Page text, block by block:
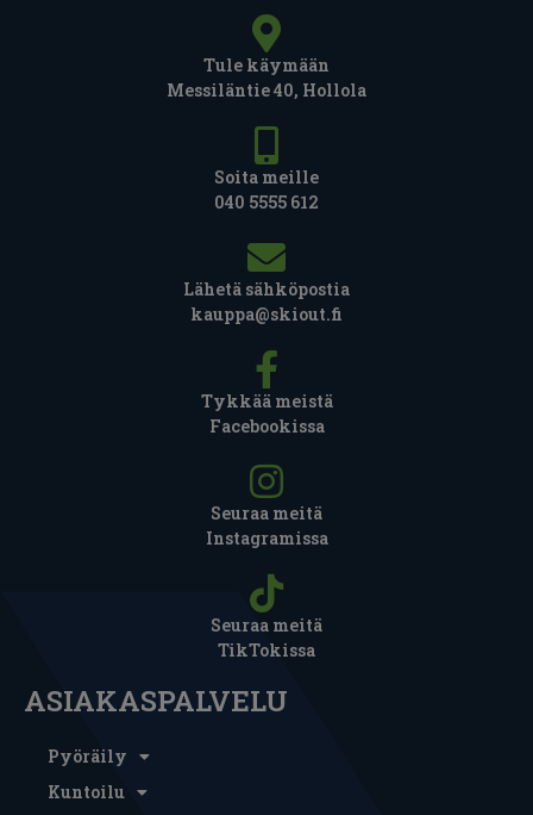
Tule käymään
Messiläntie 40, Hollola
Soita meille
040 5555 612
Lähetä sähköpostia
kauppa@skiout.fi
Tykkää meistä
Facebookissa
Seuraa meitä
Instagramissa
Seuraa meitä
TikTokissa
ASIAKASPALVELU
Pyöräily
Kuntoilu